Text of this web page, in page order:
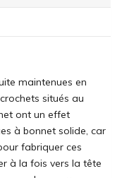
maintenues en
situés au
ont un effet
à bonnet solide, car
fabriquer ces
à la fois vers la tête